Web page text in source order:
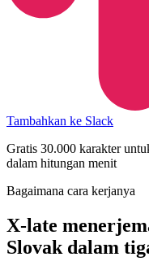
Tambahkan ke Slack
Gratis 30.000 karakter
dalam hitungan menit
Bagaimana cara kerjanya
X-late
Slovak dalam